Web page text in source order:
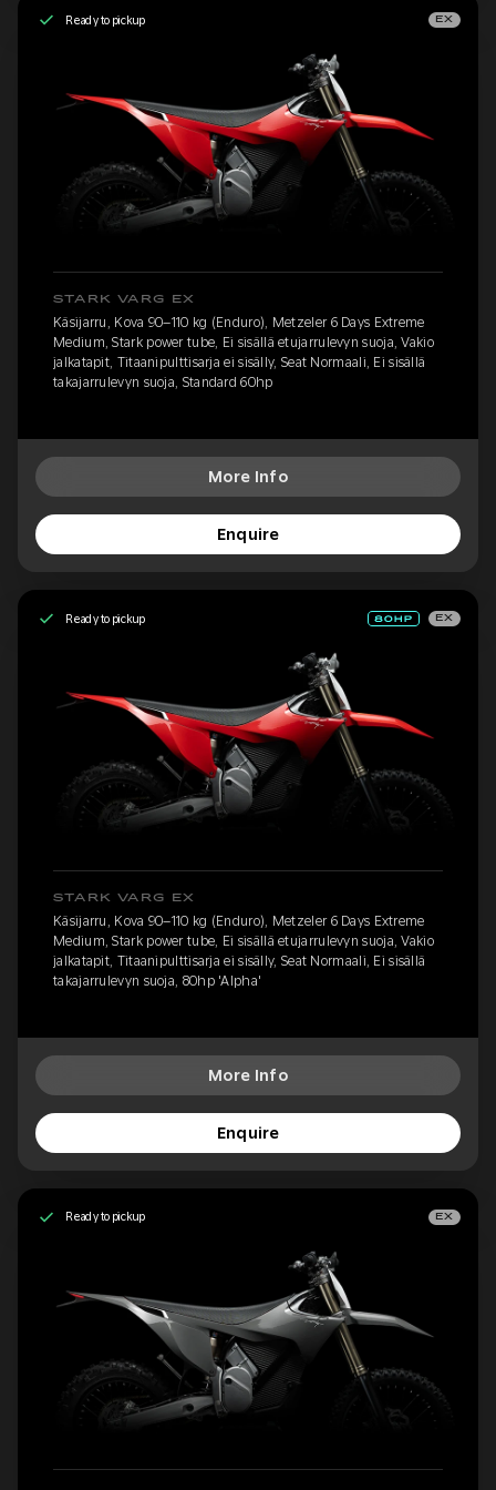
Ready to pickup EX
STARK VARG EX
Käsijarru, Kova 90–110 kg (Enduro), Metzeler 6 Days Extreme
Medium, Stark power tube, Ei sisällä etujarrulevyn suoja, Vakio
jalkatapit, Titaanipulttisarja ei sisälly, Seat Normaali, Ei sisällä
takajarrulevyn suoja, Standard 60hp
More Info
Enquire
Ready to pickup EX
STARK VARG EX
Käsijarru, Kova 90–110 kg (Enduro), Metzeler 6 Days Extreme
Medium, Stark power tube, Ei sisällä etujarrulevyn suoja, Vakio
jalkatapit, Titaanipulttisarja ei sisälly, Seat Normaali, Ei sisällä
takajarrulevyn suoja, 80hp 'Alpha'
More Info
Enquire
Ready to pickup EX